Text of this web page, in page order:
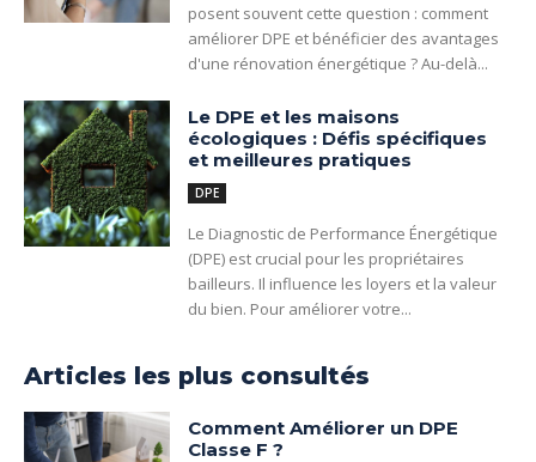
posent souvent cette question : comment
améliorer DPE et bénéficier des avantages
d'une rénovation énergétique ? Au-delà...
Le DPE et les maisons
écologiques : Défis spécifiques
et meilleures pratiques
DPE
Le Diagnostic de Performance Énergétique
(DPE) est crucial pour les propriétaires
bailleurs. Il influence les loyers et la valeur
du bien. Pour améliorer votre...
Articles les plus consultés
Comment Améliorer un DPE
Classe F ?